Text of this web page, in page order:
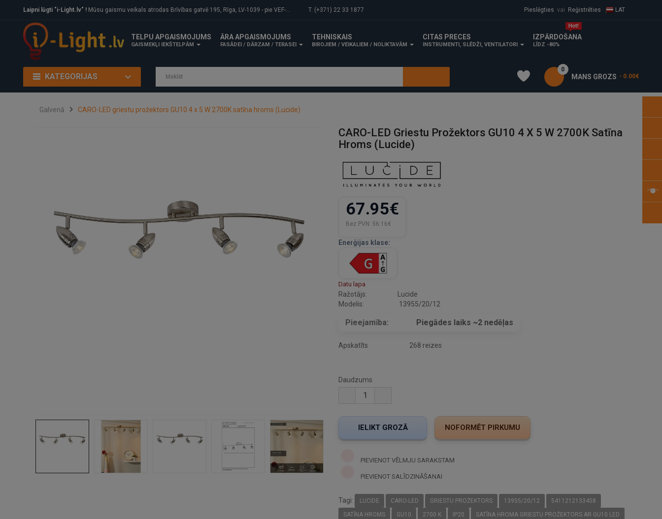
Laipni lūgti "i-Light.lv" ! Mūsu gaismu veikals atrodas Brīvības gatvē 195, Rīga, LV-1039 - pie VEF-Gaisa tilta. T. (+371) 22 33 1877 Pieslēgties vai Reģistrēties LAT
TELPU APGAISMOJUMS
GAISMEKĻI IEKŠTELPĀM
ĀRA APGAISMOJUMS
FASĀDEI / DĀRZAM / TERASEI
TEHNISKAIS
BIROJIEM / VEIKALIEM / NOLIKTAVĀM
CITAS PRECES
INSTRUMENTI, SLĒDŽI, VENTILATORI
IZPĀRDOŠANA
LĪDZ -80%
KATEGORIJAS MANS GROZS
0
- 0.00€
Galvenā CARO-LED griestu prožektors GU10 4 x 5 W 2700K satīna hroms (Lucide)
CARO-LED Griestu Prožektors GU10 4 X 5 W 2700K Satīna
Hroms (Lucide)
67.95€
Bez PVN: 56.16€
Enerģijas klase:
Datu lapa
Ražotājs:
Lucide
Modelis:
13955/20/12
Pieejamība: Piegādes laiks ~2 nedēļas
Apskatīts 268 reizes
Daudzums
PIEVIENOT VĒLMJU SARAKSTAM
PIEVIENOT SALĪDZINĀŠANAI
Tagi: LUCIDE CARO-LED GRIESTU PROŽEKTORS 13955/20/12
5411212133458
SATĪNA HROMS
GU10 2700 K IP20 SATĪNA HROMA GRIESTU PROŽEKTORS AR GU10 LED